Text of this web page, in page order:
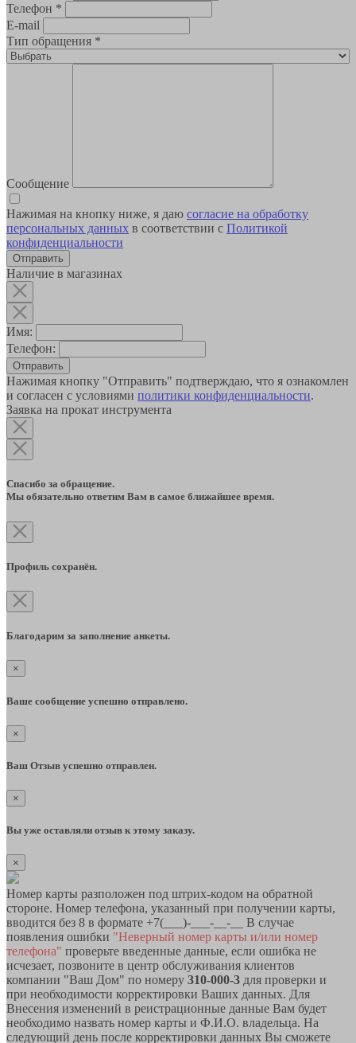
Телефон *
E-mail
Тип обращения *
Сообщение
Нажимая на кнопку ниже, я даю согласие на обработку
персональных данных в соответствии с Политикой
конфиденциальности
Наличие в магазинах
Имя:
Телефон:
Отправить
Нажимая кнопку "Отправить" подтверждаю, что я ознакомлен
и согласен с условиями политики конфиденциальности.
Заявка на прокат инструмента
Спасибо за обращение.
Мы обязательно ответим Вам в самое ближайшее время.
Профиль сохранён.
Благодарим за заполнение анкеты.
×
Ваше сообщение успешно отправлено.
×
Ваш Отзыв успешно отправлен.
×
Вы уже оставляли отзыв к этому заказу.
×
Номер карты разположен под штрих-кодом на обратной
стороне. Номер телефона, указанный при получении карты,
вводится без 8 в формате +7(___)-___-__-__ В случае
появления ошибки "Неверный номер карты и/или номер
телефона" проверьте введенные данные, если ошибка не
исчезает, позвоните в центр обслуживания клиентов
компании "Ваш Дом" по номеру 310-000-3 для проверки и
при необходимости корректировки Ваших данных. Для
Внесения изменений в реистрационные данные Вам будет
необходимо назвать номер карты и Ф.И.О. владельца. На
следующий день после корректировки данных Вы сможете